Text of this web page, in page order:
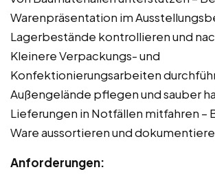
Warenpräsentation im
Lagerbestände kontrollieren und
Kleinere Verpackungs- und
Konfektionierungsarbeiten
Außengelände pflegen und sauber
Lieferungen in Notfällen mitfahren –
Ware aussortieren und
Anforderungen: